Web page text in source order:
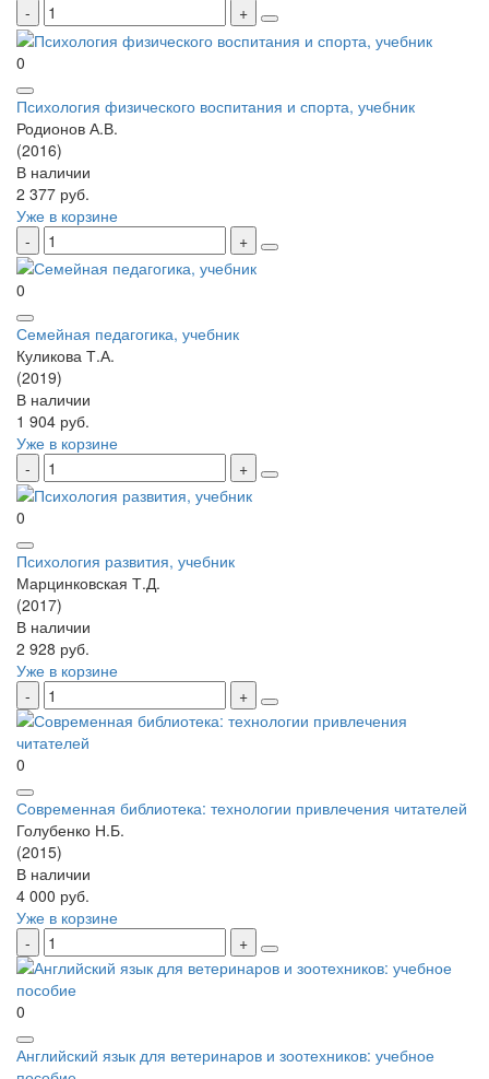
0
Психология физического воспитания и спорта, учебник
Родионов А.В.
(2016)
В наличии
2 377 руб.
Уже в корзине
0
Семейная педагогика, учебник
Куликова Т.А.
(2019)
В наличии
1 904 руб.
Уже в корзине
0
Психология развития, учебник
Марцинковская Т.Д.
(2017)
В наличии
2 928 руб.
Уже в корзине
0
Современная библиотека: технологии привлечения читателей
Голубенко Н.Б.
(2015)
В наличии
4 000 руб.
Уже в корзине
0
Английский язык для ветеринаров и зоотехников: учебное